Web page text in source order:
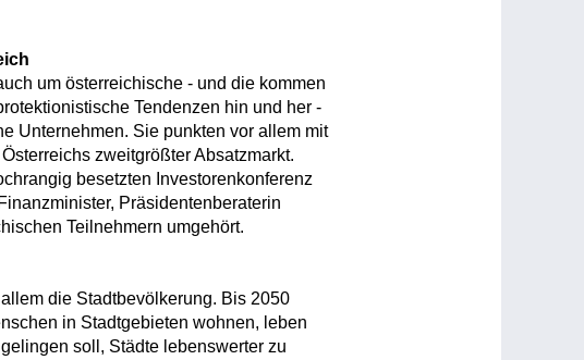
um österreichische - und die kommen
Tendenzen hin und her -
Unternehmen. Sie punkten vor allem mit
zweitgrößter Absatzmarkt.
besetzten Investorenkonferenz
Präsidentenberaterin
Teilnehmern umgehört.
die Stadtbevölkerung. Bis 2050
in Stadtgebieten wohnen, leben
soll, Städte lebenswerter zu